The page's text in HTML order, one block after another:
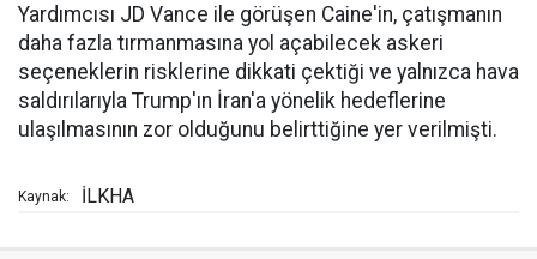
Yardımcısı JD Vance ile görüşen Caine'in, çatışmanın
daha fazla tırmanmasına yol açabilecek askeri
seçeneklerin risklerine dikkati çektiği ve yalnızca hava
saldırılarıyla Trump'ın İran'a yönelik hedeflerine
ulaşılmasının zor olduğunu belirttiğine yer verilmişti.
Kaynak: İLKHA